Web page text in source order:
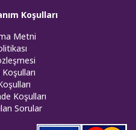
Koşulları
Metni
Koşulları
Sorular